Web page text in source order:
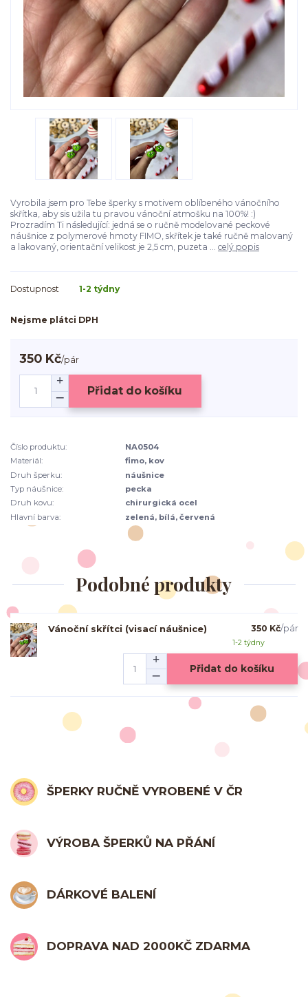
Vyrobila jsem pro Tebe šperky s motivem oblíbeného vánočního
skřítka, aby sis užila tu pravou vánoční atmošku na 100%! :)
Prozradím Ti následující: jedná se o ručně modelované peckové
náušnice z polymerové hmoty FIMO, skřítek je také ručně malovaný
a lakovaný, orientační velikost je 2,5 cm, puzeta ... celý popis
Dostupnost 1-2 týdny
Nejsme plátci DPH
350 Kč/pár
Přidat do košíku
Číslo produktu:
NA0504
Materiál:
fimo, kov
Druh šperku:
náušnice
Typ náušnice:
pecka
Druh kovu:
chirurgická ocel
Hlavní barva:
zelená, bílá, červená
Podobné produkty
Vánoční skřítci (visací náušnice) 350 Kč/pár
1-2 týdny
Přidat do košíku
ŠPERKY RUČNĚ VYROBENÉ V ČR
VÝROBA ŠPERKŮ NA PŘÁNÍ
DÁRKOVÉ BALENÍ
DOPRAVA NAD 2000KČ ZDARMA